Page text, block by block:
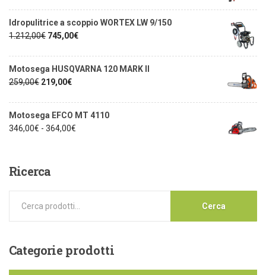
Idropulitrice a scoppio WORTEX LW 9/150
1.212,00€ 745,00€
Motosega HUSQVARNA 120 MARK II
259,00€ 219,00€
Motosega EFCO MT 4110
346,00€ - 364,00€
Ricerca
Cerca
Categorieprodotti